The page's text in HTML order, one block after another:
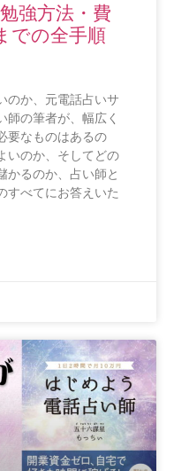
強方法・費
での全手順
のか、元電話占いサ
師の筆者が、幅広く
要なものはあるの
いのか、そしてどの
かるのか、占い師と
すべてにお答えいた